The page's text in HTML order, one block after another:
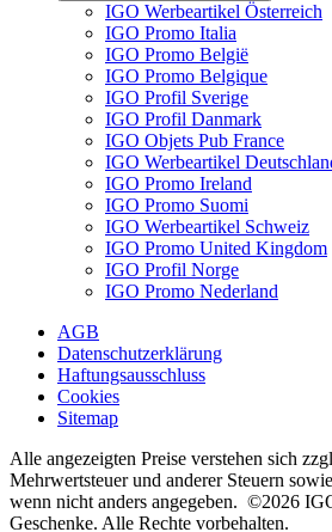
IGO Werbeartikel Österreich
IGO Promo Italia
IGO Promo België
IGO Promo Belgique
IGO Profil Sverige
IGO Profil Danmark
IGO Objets Pub France
IGO Werbeartikel
IGO Promo Ireland
IGO Promo Suomi
IGO Werbeartikel Schweiz
IGO Promo United Kingdom
IGO Profil Norge
IGO Promo Nederland
AGB
Datenschutzerklärung
Haftungsausschluss
Cookies
Sitemap
Alle angezeigten Preise verstehen sich
Mehrwertsteuer und anderer Steuern
wenn nicht anders angegeben. ©2026
Geschenke. Alle Rechte vorbehalten.